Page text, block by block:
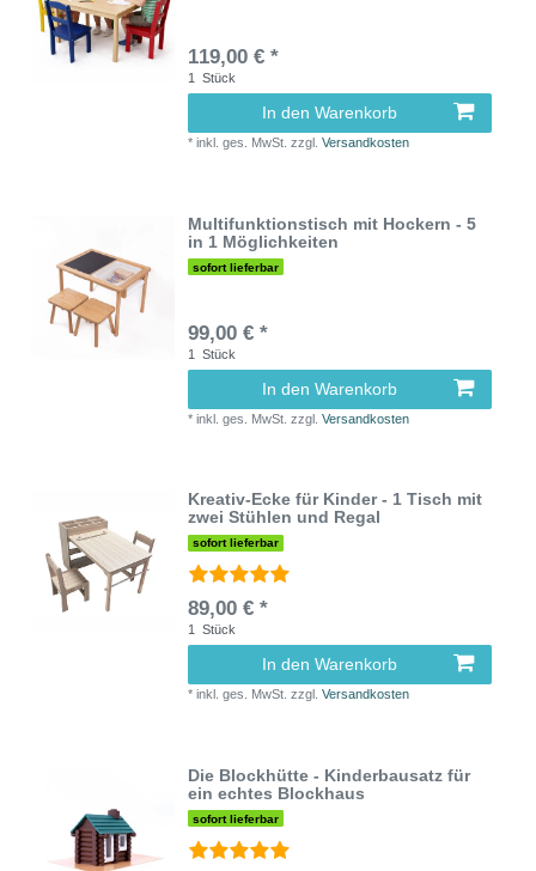
119,00 € *
1 Stück
In den Warenkorb
*inkl. ges. MwSt. zzgl.Versandkosten
Multifunktionstisch mit Hockern - 5
in 1 Möglichkeiten
sofort lieferbar
99,00 € *
1 Stück
In den Warenkorb
*inkl. ges. MwSt. zzgl.Versandkosten
Kreativ-Ecke für Kinder - 1 Tisch mit
zwei Stühlen und Regal
sofort lieferbar
89,00 € *
1 Stück
In den Warenkorb
*inkl. ges. MwSt. zzgl.Versandkosten
Die Blockhütte - Kinderbausatz für
ein echtes Blockhaus
sofort lieferbar